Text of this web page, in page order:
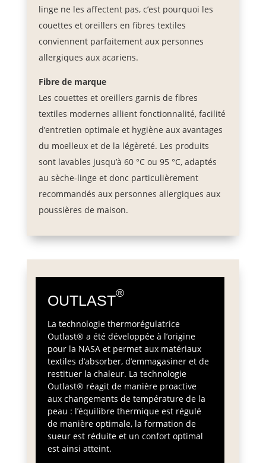
linge ne les affectent pas, c’est pourquoi les
couettes et oreillers en fibres textiles
conviennent parfaitement aux personnes
allergiques aux acariens.
Fibre de marque
Les couettes et oreillers garnis de fibres
textiles modernes allient fonctionnalité, facilité
d’entretien optimale et hygiène aux avantages
du moelleux et de la légèreté. Les produits
sont lavables jusqu’à 60 °C ou 95 °C, adaptés
au sèche-linge et donc particulièrement
recommandés aux personnes allergiques aux
poussières de maison.
OUTLAST®
La technologie thermorégulatrice
Outlast® a été développée à l’origine
pour la NASA et permet aux matériaux
textiles d’absorber, d’emmagasiner et de
restituer la chaleur. La technologie
Outlast® réagit de manière proactive
aux changements de température de la
peau : l’équilibre thermique est régulé
de manière optimale, la formation de
sueur est réduite et un confort optimal
est ainsi atteint.